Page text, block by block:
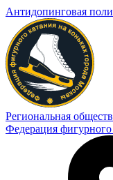
Антидопинговая
Региональная
Федерация